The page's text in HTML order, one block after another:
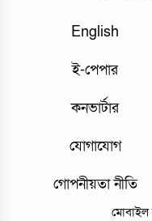
English
ই-পেপার
কনভার্টার
যোগাযোগ
গোপনীয়তা নীতি